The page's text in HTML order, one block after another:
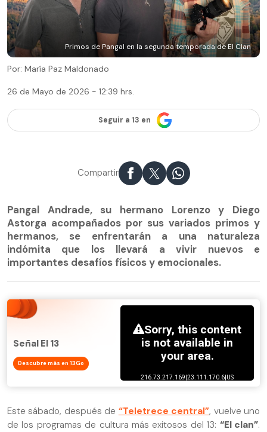
Primos de Pangal en la segunda temporada de El Clan
Por: María Paz Maldonado
26 de Mayo de 2026 - 12:39 hrs.
Seguir a 13 en
Compartir
Pangal Andrade, su hermano Lorenzo y Diego
Astorga acompañados por sus variados primos y
hermanos, se enfrentarán a una naturaleza
indómita que los llevará a vivir nuevos e
importantes desafíos físicos y emocionales.
Señal El 13
Descubre más en 13Go
Este sábado, después de “Teletrece central”, vuelve uno
de los programas de cultura más exitosos del 13: “El clan”.